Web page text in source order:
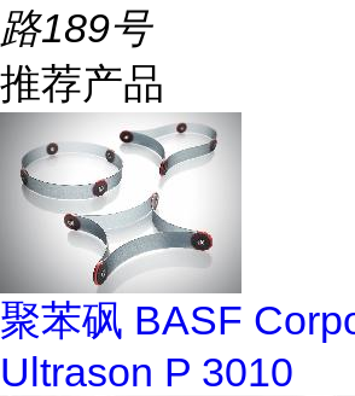
路189号
推荐产品
聚苯砜 BASF
Ultrason P 3010